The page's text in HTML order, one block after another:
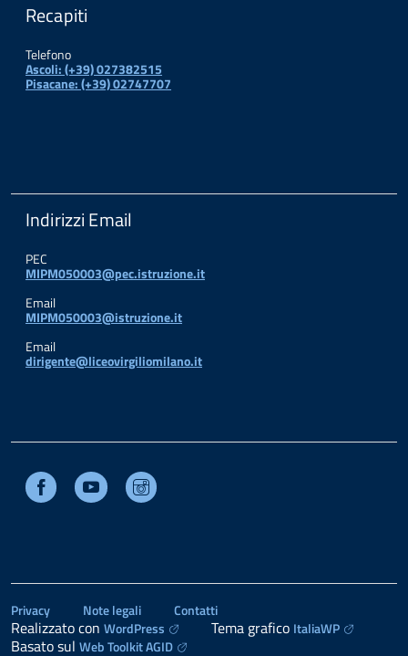
Recapiti
Telefono
Ascoli: (+39) 027382515
Pisacane: (+39) 02747707
Indirizzi Email
PEC
MIPM050003@pec.istruzione.it
Email
MIPM050003@istruzione.it
Email
dirigente@liceovirgiliomilano.it
Facebook Youtube
Privacy Note legali Contatti
Realizzato con WordPress Tema grafico ItaliaWP
Basato sul Web Toolkit AGID